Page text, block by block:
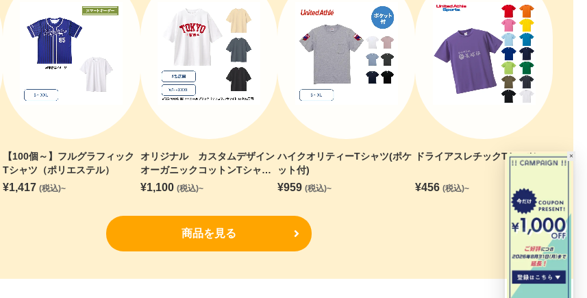
【100個～】フルグラフィック
Tシャツ（ポリエステル）
¥1,417 (税込)~
オリジナル カスタムデザイン
オーガニックコットンTシャ
ツ オーバーサイズ【30個～】
¥1,100 (税込)~
ハイクオリティーTシャツ(ポケ
ット付)
¥959 (税込)~
ドライアスレチックTシャツ
¥456 (税込)~
商品を見る
×